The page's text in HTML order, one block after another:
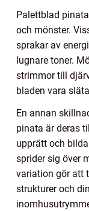
Palettblad
och mönster.
sprakar av
lugnare toner.
strimmor till
bladen vara
En annan
pinata är deras
upprätt och
sprider sig över
variation gör att
strukturer och